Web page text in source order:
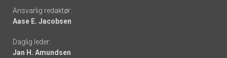
Footer
-
links
Ansvarlig redaktør:
Aase E. Jacobsen
Daglig leder:
Jan H. Amundsen